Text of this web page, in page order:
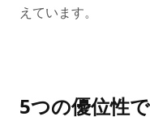
えています。
5つの優位性